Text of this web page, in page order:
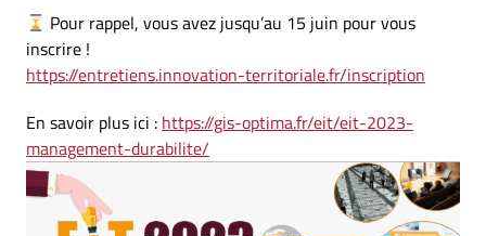
Pour rappel, vous avez jusqu’au 15 juin pour vous
inscrire !
https://entretiens.innovation-territoriale.fr/inscription
En savoir plus ici : https://gis-optima.fr/eit/eit-2023-
management-durabilite/